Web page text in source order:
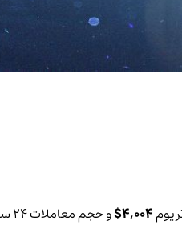
4,004$ و حجم معاملات 24 ساعته آن